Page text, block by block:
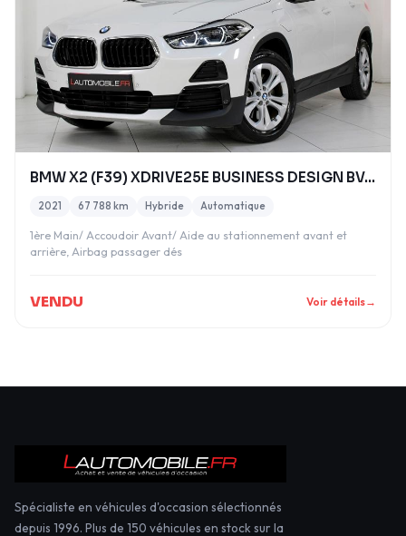
BMW X2 (F39) XDRIVE25E BUSINESS DESIGN BVA6 TOIT O
2021 67 788 km Hybride Automatique
1ère Main/ Accoudoir Avant/ Aide au stationnement avant et
arrière, Airbag passager dés
VENDU Voir détails→
Spécialiste en véhicules d'occasion sélectionnés
depuis 1996. Plus de 150 véhicules en stock sur la